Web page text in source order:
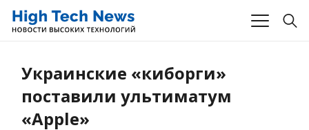
Украинские «киборги»
поставили ультиматум
«Apple»